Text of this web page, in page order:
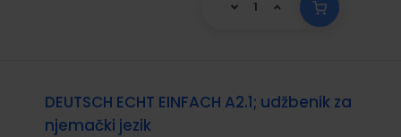
DEUTSCH ECHT EINFACH A2.1; udžbenik za
njemački jezik